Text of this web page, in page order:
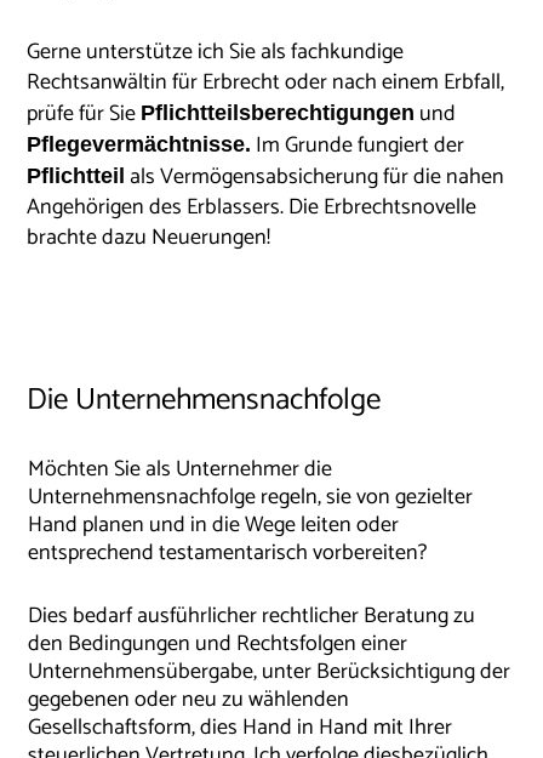
Gerne unterstütze ich Sie als fachkundige
Rechtsanwältin für Erbrecht oder nach einem Erbfall,
prüfe für Sie Pflichtteilsberechtigungen und
Pflegevermächtnisse. Im Grunde fungiert der
Pflichtteil als Vermögensabsicherung für die nahen
Angehörigen des Erblassers. Die Erbrechtsnovelle
brachte dazu Neuerungen!
Die Unternehmensnachfolge
Möchten Sie als Unternehmer die
Unternehmensnachfolge regeln, sie von gezielter
Hand planen und in die Wege leiten oder
entsprechend testamentarisch vorbereiten?
Dies bedarf ausführlicher rechtlicher Beratung zu
den Bedingungen und Rechtsfolgen einer
Unternehmensübergabe, unter Berücksichtigung der
gegebenen oder neu zu wählenden
Gesellschaftsform, dies Hand in Hand mit Ihrer